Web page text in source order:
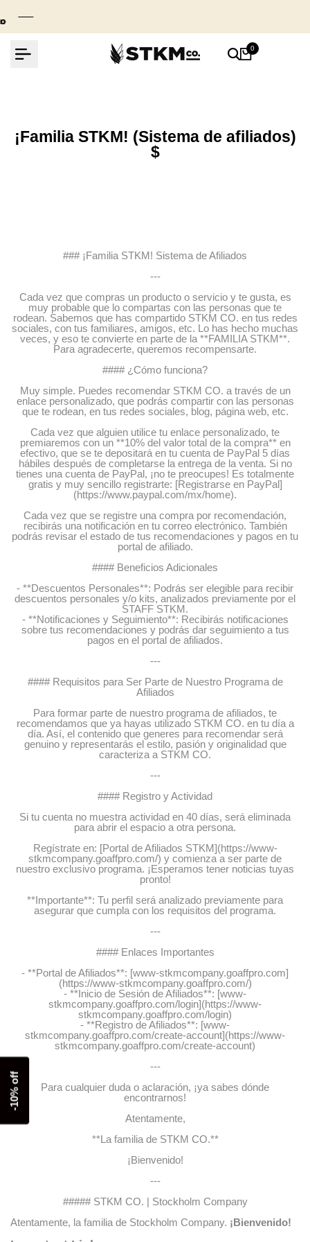
0
¡Familia STKM! (Sistema de afiliados)
$
### ¡Familia STKM! Sistema de Afiliados
---
Cada vez que compras un producto o servicio y te gusta, es
muy probable que lo compartas con las personas que te
rodean. Sabemos que has compartido STKM CO. en tus redes
sociales, con tus familiares, amigos, etc. Lo has hecho muchas
veces, y eso te convierte en parte de la **FAMILIA STKM**.
Para agradecerte, queremos recompensarte.
#### ¿Cómo funciona?
Muy simple. Puedes recomendar STKM CO. a través de un
enlace personalizado, que podrás compartir con las personas
que te rodean, en tus redes sociales, blog, página web, etc.
Cada vez que alguien utilice tu enlace personalizado, te
premiaremos con un **10% del valor total de la compra** en
efectivo, que se te depositará en tu cuenta de PayPal 5 días
hábiles después de completarse la entrega de la venta. Si no
tienes una cuenta de PayPal, ¡no te preocupes! Es totalmente
gratis y muy sencillo registrarte: [Registrarse en PayPal]
(https://www.paypal.com/mx/home).
Cada vez que se registre una compra por recomendación,
recibirás una notificación en tu correo electrónico. También
podrás revisar el estado de tus recomendaciones y pagos en tu
portal de afiliado.
#### Beneficios Adicionales
- **Descuentos Personales**: Podrás ser elegible para recibir
descuentos personales y/o kits, analizados previamente por el
STAFF STKM.
- **Notificaciones y Seguimiento**: Recibirás notificaciones
sobre tus recomendaciones y podrás dar seguimiento a tus
pagos en el portal de afiliados.
---
#### Requisitos para Ser Parte de Nuestro Programa de
Afiliados
Para formar parte de nuestro programa de afiliados, te
recomendamos que ya hayas utilizado STKM CO. en tu día a
día. Así, el contenido que generes para recomendar será
genuino y representarás el estilo, pasión y originalidad que
caracteriza a STKM CO.
---
#### Registro y Actividad
Si tu cuenta no muestra actividad en 40 días, será eliminada
para abrir el espacio a otra persona.
Regístrate en: [Portal de Afiliados STKM](https://www-
stkmcompany.goaffpro.com/) y comienza a ser parte de
nuestro exclusivo programa. ¡Esperamos tener noticias tuyas
pronto!
**Importante**: Tu perfil será analizado previamente para
asegurar que cumpla con los requisitos del programa.
---
#### Enlaces Importantes
- **Portal de Afiliados**: [www-stkmcompany.goaffpro.com]
(https://www-stkmcompany.goaffpro.com/)
- **Inicio de Sesión de Afiliados**: [www-
stkmcompany.goaffpro.com/login](https://www-
stkmcompany.goaffpro.com/login)
- **Registro de Afiliados**: [www-
stkmcompany.goaffpro.com/create-account](https://www-
stkmcompany.goaffpro.com/create-account)
---
Para cualquier duda o aclaración, ¡ya sabes dónde
encontrarnos!
Atentamente,
**La familia de STKM CO.**
¡Bienvenido!
---
##### STKM CO. | Stockholm Company
Atentamente, la familia de Stockholm Company. ¡Bienvenido!
Fernando en CDMX, Mexico compro
Concert cap co. Gorra...
-10% off